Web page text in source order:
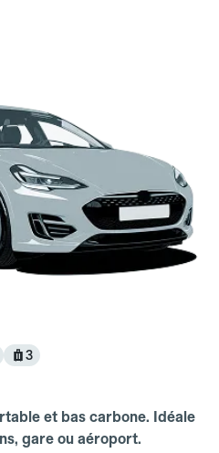
3
et bas carbone. Idéale
gare ou aéroport.